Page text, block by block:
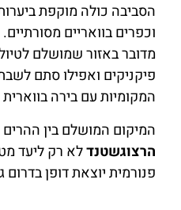
הסביבה כולה מוקפת
וכפרים בוואריים מסורתיים.
מדובר באזור שמושלם
פיקניקים ואפילו סתם
המקומיות עם בירה
המיקום המושלם בין
הרצוגשטנדלא רק ליעד
פנורמית יוצאת דופן בדרום